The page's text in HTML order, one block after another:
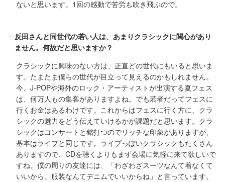
ないと思います。1回の感動で苦労も吹き飛ぶので。
反田さんと同世代の若い人は、あまりクラシックに関心があり
ません。何故だと思いますか？
クラシックに興味のない方は、正直どの世代にもいると思いま
す。たまたま僕らの世代が目立って見えるのかもしれません。
今、J-POPや海外のロック・アーティストが出演する夏フェス
は、何万人もの集客がありますよね。でも若者だってフェスに
行くお金はあるわけです。これからはフェスに行く方に、クラ
シックの魅力をどう伝えていけるかが課題だと思います。クラ
シックはコンサートと銘打つのでリッチな印象がありますが、
基本はライブと同じです。ライブっぽいクラシックもたくさん
ありますので、CDを聴くよりもまず会場に気軽に来て欲しいで
すね。僕の周りの友達には、「わざわざスーツなんて着なくて
いいから。服装なんてデニムでいいからね」と言っています。